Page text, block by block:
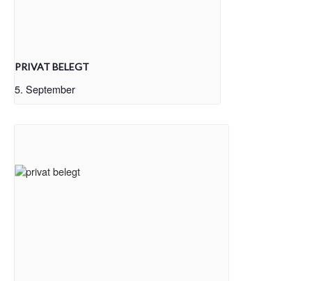
PRIVAT BELEGT
5. September